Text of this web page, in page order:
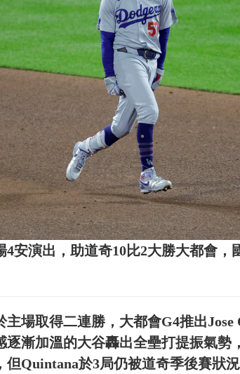
4安演出，助道奇10比2大勝大都會
主場取得二連勝，大都會G4推出
逐漸加溫的大谷轟出全壘打提振氣勢
但Quintana於3局仍被道奇季後賽狀